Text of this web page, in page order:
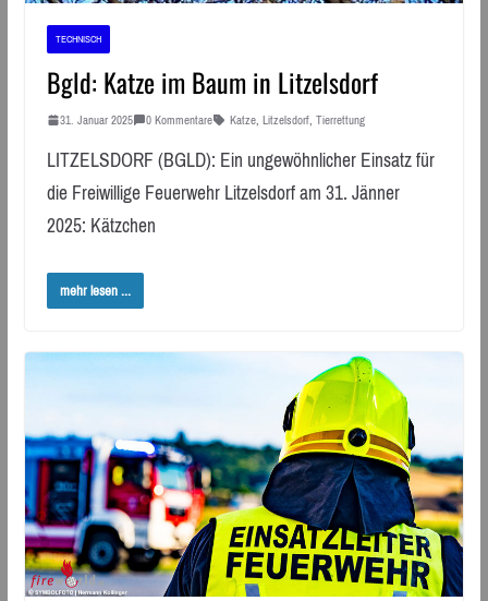
TECHNISCH
Bgld: Katze im Baum in Litzelsdorf
31. Januar 2025 0 Kommentare Katze, Litzelsdorf, Tierrettung
LITZELSDORF (BGLD): Ein ungewöhnlicher Einsatz für
die Freiwillige Feuerwehr Litzelsdorf am 31. Jänner
2025: Kätzchen
mehr lesen ...